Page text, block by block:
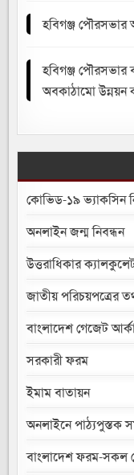
হবিগঞ্জ পৌরসভার
হবিগঞ্জ পৌরসভার
অবকাঠামো উন্নয়ন
কোভিড-১৯ ভ্যাকসিন
অনলাইন জন্ম নিবন্ধন
উত্তরাধিকার
জাতীয় পরিচয়পত্রের
বাংলাদেশ গেজেট
সরকারী ফরম
ইমাম বাতায়ন
অনলাইনে পাঠ্যপুস্তক
বাংলাদেশ ফরম-সকল